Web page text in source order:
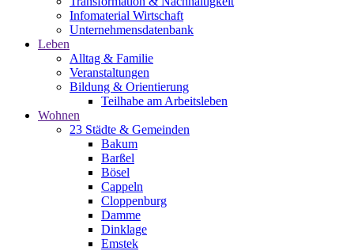
Infomaterial Wirtschaft
Unternehmensdatenbank
Leben
Alltag & Familie
Veranstaltungen
Bildung & Orientierung
Teilhabe am Arbeitsleben
Wohnen
23 Städte & Gemeinden
Bakum
Barßel
Bösel
Cappeln
Cloppenburg
Damme
Dinklage
Emstek